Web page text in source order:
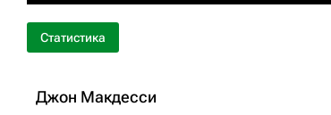
Статистика
Джон Макдесси